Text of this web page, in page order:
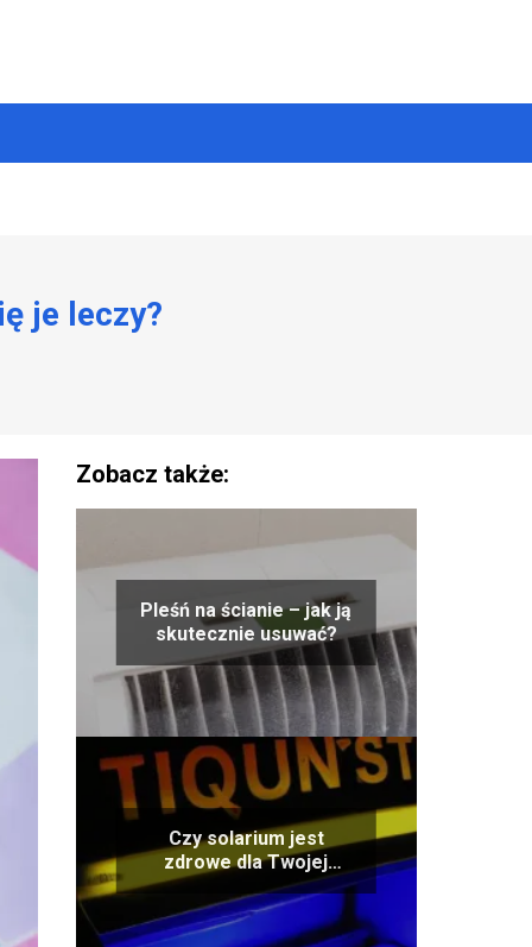
je leczy?
Zobacz także:
Pleśń na ścianie – jak ją
skutecznie usuwać?
Czy solarium jest
zdrowe dla Twojej
skóry? Odpowiadamy na
pytanie